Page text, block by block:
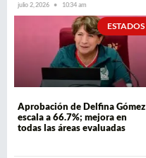
julio 2, 2026 10:34 am
ESTADOS
Aprobación de Delfina Gómez
escala a 66.7%; mejora en
todas las áreas evaluadas